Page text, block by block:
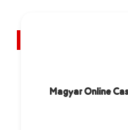
Magyar Online